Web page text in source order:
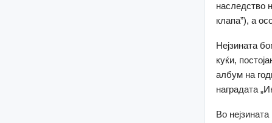
наследство
клапа”), а
Нејзината
куќи,
албум на
наградата
Во